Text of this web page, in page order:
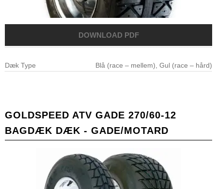
Dæk Type Blå (race – mellem), Gul (race – hård)
GOLDSPEED ATV GADE 270/60-12
BAGDÆK DÆK - GADE/MOTARD